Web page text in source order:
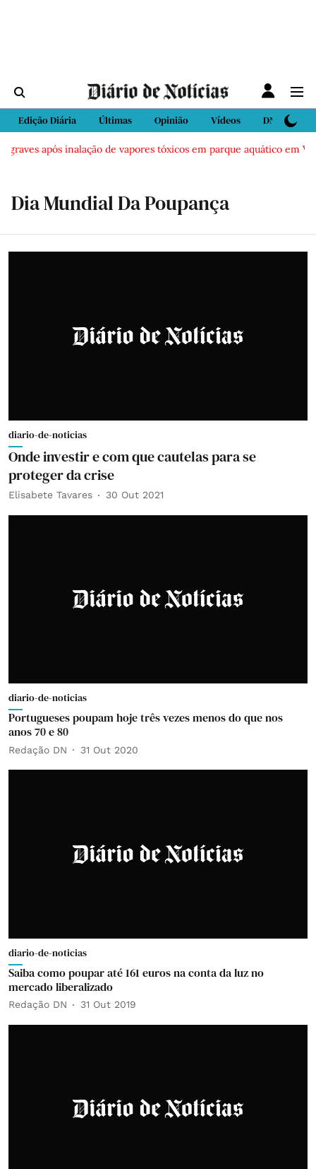
Edição Diária Últimas Opinião Vídeos DN Sport
após inalação de vapores tóxicos em parque aquático em
Dia Mundial Da Poupança
diario-de-noticias
Onde investir e com que cautelas para se
proteger da crise
Elisabete Tavares 30 Out 2021
diario-de-noticias
Portugueses poupam hoje três vezes menos do que nos
anos 70 e 80
Redação DN 31 Out 2020
diario-de-noticias
Saiba como poupar até 161 euros na conta da luz no
mercado liberalizado
Redação DN 31 Out 2019